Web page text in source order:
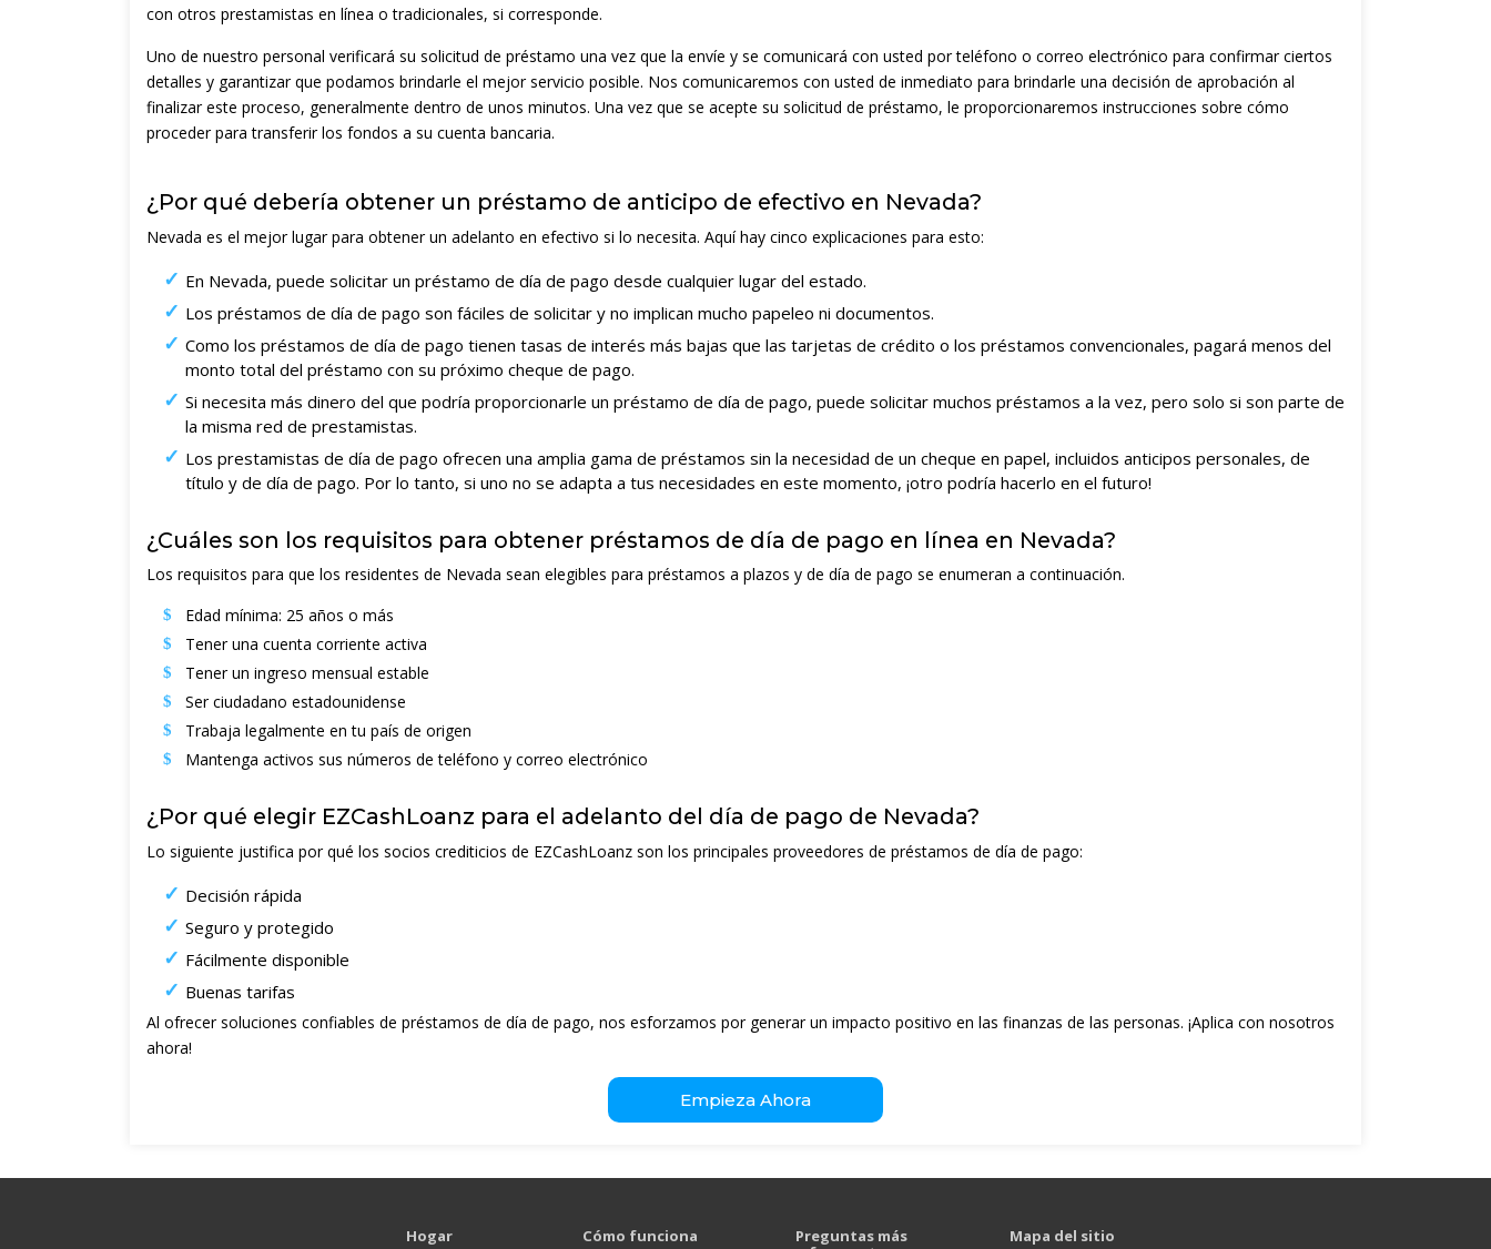
con otros prestamistas en línea o tradicionales, si corresponde.
Uno de nuestro personal verificará su solicitud de préstamo una vez que la envíe y se comunicará con usted por teléfono o correo electrónico para confirmar ciertos
detalles y garantizar que podamos brindarle el mejor servicio posible. Nos comunicaremos con usted de inmediato para brindarle una decisión de aprobación al
finalizar este proceso, generalmente dentro de unos minutos. Una vez que se acepte su solicitud de préstamo, le proporcionaremos instrucciones sobre cómo
proceder para transferir los fondos a su cuenta bancaria.
¿Por qué debería obtener un préstamo de anticipo de efectivo en Nevada?
Nevada es el mejor lugar para obtener un adelanto en efectivo si lo necesita. Aquí hay cinco explicaciones para esto:
En Nevada, puede solicitar un préstamo de día de pago desde cualquier lugar del estado.
Los préstamos de día de pago son fáciles de solicitar y no implican mucho papeleo ni documentos.
Como los préstamos de día de pago tienen tasas de interés más bajas que las tarjetas de crédito o los préstamos convencionales, pagará menos del
monto total del préstamo con su próximo cheque de pago.
Si necesita más dinero del que podría proporcionarle un préstamo de día de pago, puede solicitar muchos préstamos a la vez, pero solo si son parte de
la misma red de prestamistas.
Los prestamistas de día de pago ofrecen una amplia gama de préstamos sin la necesidad de un cheque en papel, incluidos anticipos personales, de
título y de día de pago. Por lo tanto, si uno no se adapta a tus necesidades en este momento, ¡otro podría hacerlo en el futuro!
¿Cuáles son los requisitos para obtener préstamos de día de pago en línea en Nevada?
Los requisitos para que los residentes de Nevada sean elegibles para préstamos a plazos y de día de pago se enumeran a continuación.
Edad mínima: 25 años o más
Tener una cuenta corriente activa
Tener un ingreso mensual estable
Ser ciudadano estadounidense
Trabaja legalmente en tu país de origen
Mantenga activos sus números de teléfono y correo electrónico
¿Por qué elegir EZCashLoanz para el adelanto del día de pago de Nevada?
Lo siguiente justifica por qué los socios crediticios de EZCashLoanz son los principales proveedores de préstamos de día de pago:
Decisión rápida
Seguro y protegido
Fácilmente disponible
Buenas tarifas
Al ofrecer soluciones confiables de préstamos de día de pago, nos esforzamos por generar un impacto positivo en las finanzas de las personas. ¡Aplica con nosotros
ahora!
Empieza Ahora
Hogar Cómo funciona
Preguntas más
Mapa del sitio